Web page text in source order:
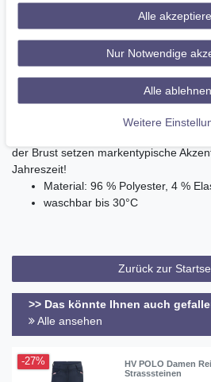
für jede Jahreszeit
Funktionelles und unempfindliches
Innenseite. Perfekt in Kombination
zu tragen. Die sportlich beschichteten
Stehkragen und die seitlichen
der Brust setzen markentypische
Jahreszeit!
Material: 96 % Polyester, 4 %
waschbar bis 30°C
Zurück zur
>> Das könnte Ihnen auch
Alle ansehen
-27%
HV POLO Damen
Strasssteinen
Alle
Nur Notwendige
Alle ablehnen
Weitere